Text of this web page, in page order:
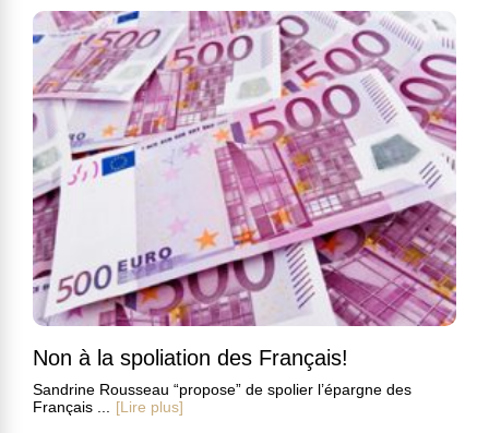
Non à la spoliation des Français!
Sandrine Rousseau “propose” de spolier l’épargne des
Français ...
[Lire plus]